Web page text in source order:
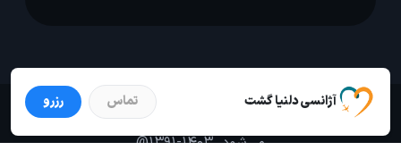
آژانسی دلنیا گشت تماس رزرو
استفاده از مطالب لحظه آخر برای پیش‌برد فرهنگ سفر توصیه
می‌شود. 1403-1391@